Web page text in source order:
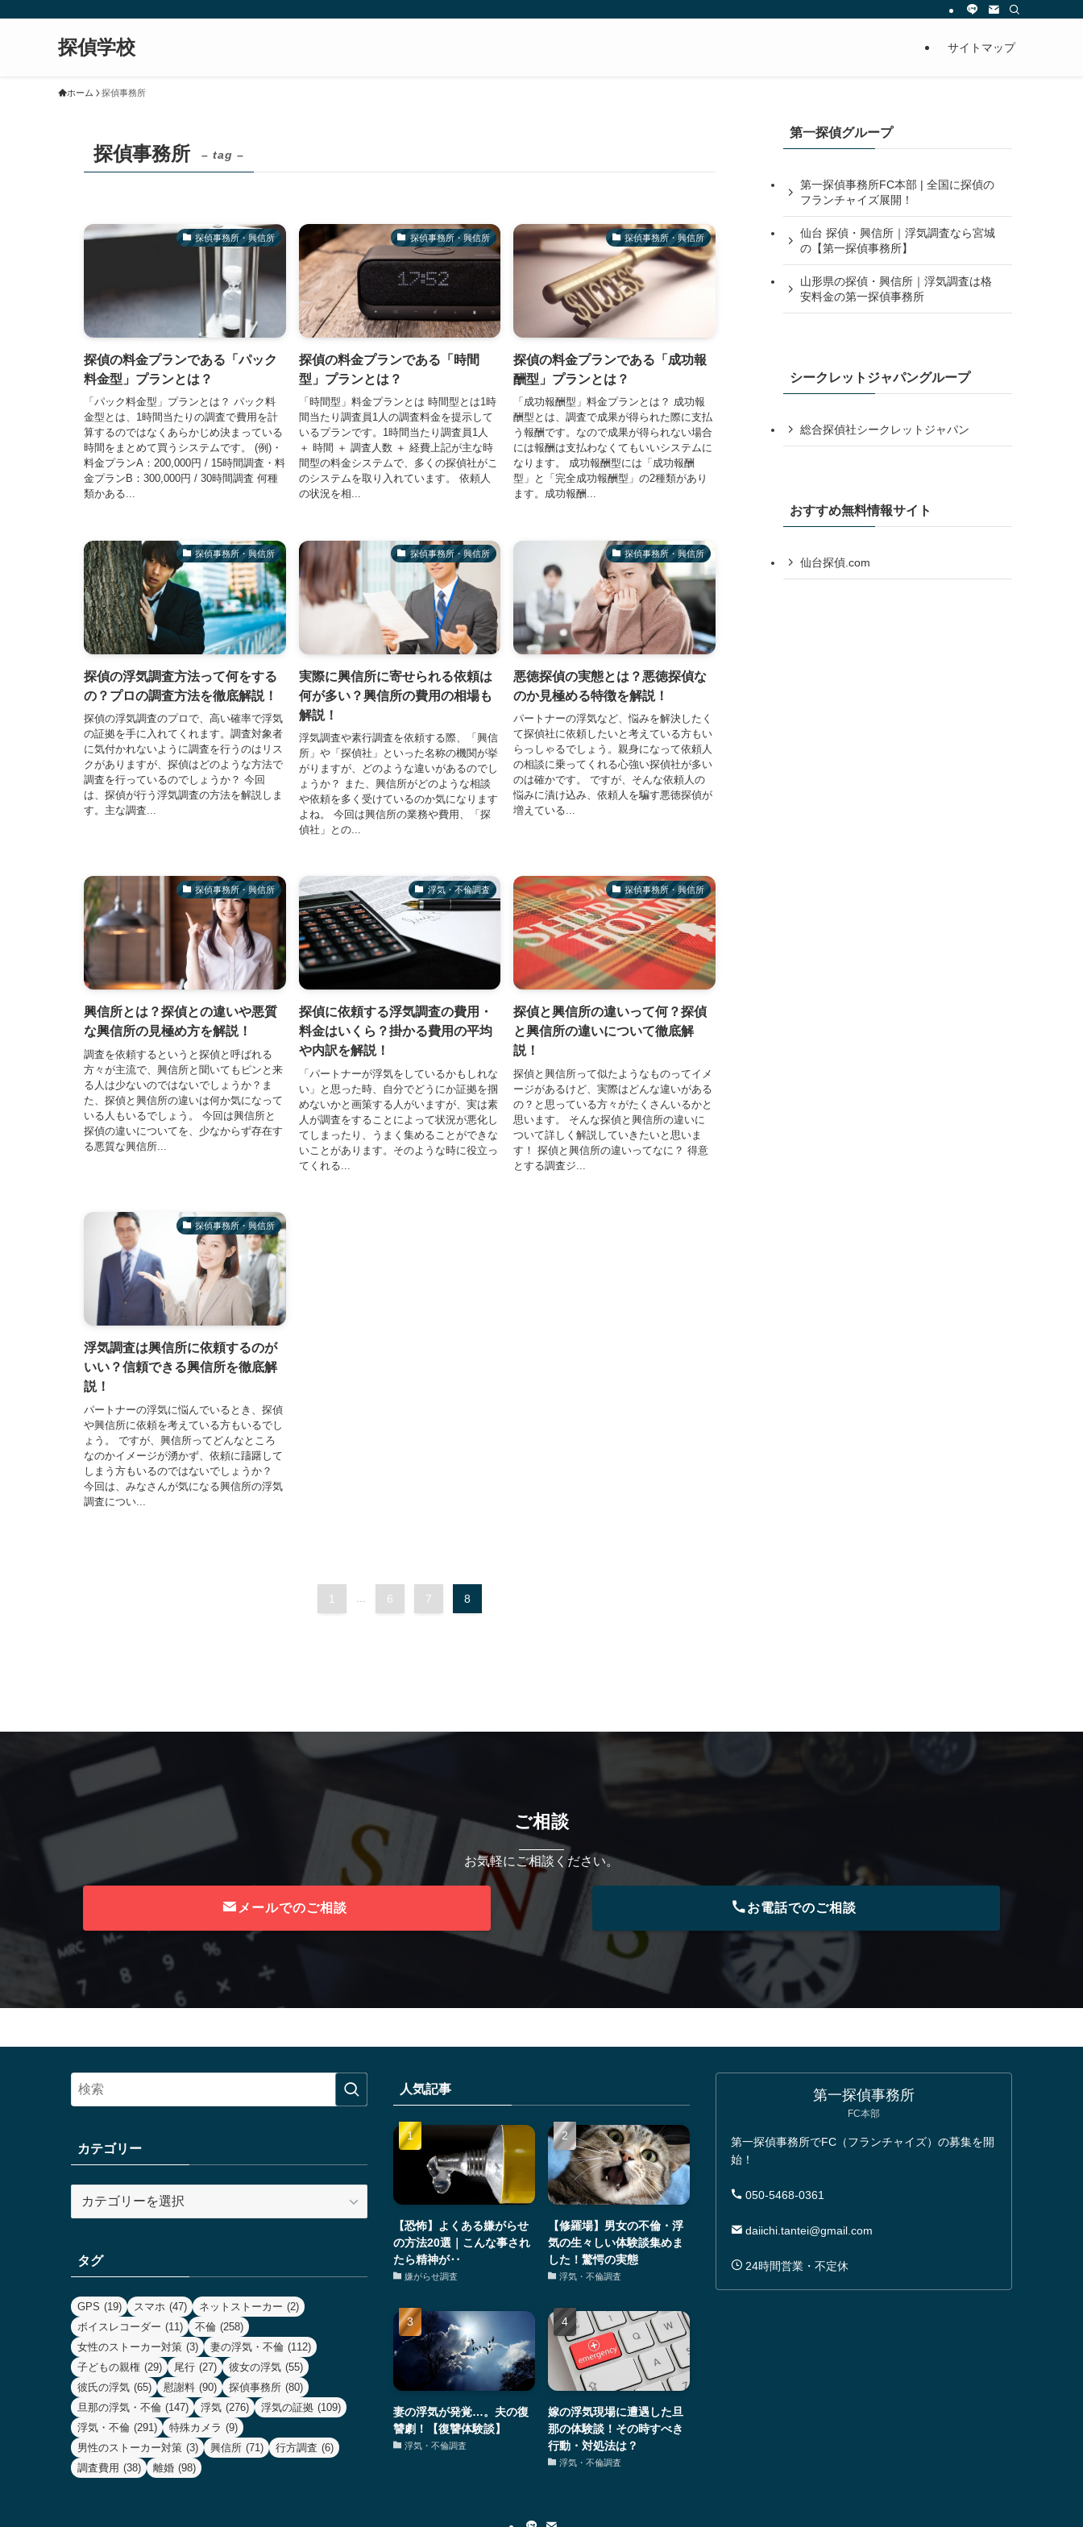
探偵学校 サイトマップ
ホーム 探偵事務所
探偵事務所 – tag –
探偵事務所・興信所
探偵の料金プランである「パック
料金型」プランとは？
「パック料金型」プランとは？ パック料
金型とは、1時間当たりの調査で費用を計
算するのではなくあらかじめ決まっている
時間をまとめて買うシステムです。 (例)・
料金プランA：200,000円 / 15時間調査・料
金プランB：300,000円 / 30時間調査 何種
類かある...
探偵事務所・興信所
探偵の料金プランである「時間
型」プランとは？
「時間型」料金プランとは 時間型とは1時
間当たり調査員1人の調査料金を提示して
いるプランです。1時間当たり調査員1人
＋ 時間 ＋ 調査人数 ＋ 経費上記が主な時
間型の料金システムで、多くの探偵社がこ
のシステムを取り入れています。 依頼人
の状況を相...
探偵事務所・興信所
探偵の料金プランである「成功報
酬型」プランとは？
「成功報酬型」料金プランとは？ 成功報
酬型とは、調査で成果が得られた際に支払
う報酬です。なので成果が得られない場合
には報酬は支払わなくてもいいシステムに
なります。 成功報酬型には「成功報酬
型」と「完全成功報酬型」の2種類があり
ます。成功報酬...
探偵事務所・興信所
探偵の浮気調査方法って何をする
の？プロの調査方法を徹底解説！
探偵の浮気調査のプロで、高い確率で浮気
の証拠を手に入れてくれます。調査対象者
に気付かれないように調査を行うのはリス
クがありますが、探偵はどのような方法で
調査を行っているのでしょうか？ 今回
は、探偵が行う浮気調査の方法を解説しま
す。主な調査...
探偵事務所・興信所
実際に興信所に寄せられる依頼は
何が多い？興信所の費用の相場も
解説！
浮気調査や素行調査を依頼する際、「興信
所」や「探偵社」といった名称の機関が挙
がりますが、どのような違いがあるのでし
ょうか？ また、興信所がどのような相談
や依頼を多く受けているのか気になります
よね。 今回は興信所の業務や費用、「探
偵社」との...
探偵事務所・興信所
悪徳探偵の実態とは？悪徳探偵な
のか見極める特徴を解説！
パートナーの浮気など、悩みを解決したく
て探偵社に依頼したいと考えている方もい
らっしゃるでしょう。親身になって依頼人
の相談に乗ってくれる心強い探偵社が多い
のは確かです。 ですが、そんな依頼人の
悩みに漬け込み、依頼人を騙す悪徳探偵が
増えている...
探偵事務所・興信所
興信所とは？探偵との違いや悪質
な興信所の見極め方を解説！
調査を依頼するというと探偵と呼ばれる
方々が主流で、興信所と聞いてもピンと来
る人は少ないのではないでしょうか？ま
た、探偵と興信所の違いは何か気になって
いる人もいるでしょう。 今回は興信所と
探偵の違いについてを、少なからず存在す
る悪質な興信所...
浮気・不倫調査
探偵に依頼する浮気調査の費用・
料金はいくら？掛かる費用の平均
や内訳を解説！
「パートナーが浮気をしているかもしれな
い」と思った時、自分でどうにか証拠を掴
めないかと画策する人がいますが、実は素
人が調査をすることによって状況が悪化し
てしまったり、うまく集めることができな
いことがあります。そのような時に役立っ
てくれる...
探偵事務所・興信所
探偵と興信所の違いって何？探偵
と興信所の違いについて徹底解
説！
探偵と興信所って似たようなものってイメ
ージがあるけど、実際はどんな違いがある
の？と思っている方々がたくさんいるかと
思います。 そんな探偵と興信所の違いに
ついて詳しく解説していきたいと思いま
す！ 探偵と興信所の違いってなに？ 得意
とする調査ジ...
探偵事務所・興信所
浮気調査は興信所に依頼するのが
いい？信頼できる興信所を徹底解
説！
パートナーの浮気に悩んでいるとき、探偵
や興信所に依頼を考えている方もいるでし
ょう。 ですが、興信所ってどんなところ
なのかイメージが湧かず、依頼に躊躇して
しまう方もいるのではないでしょうか？
今回は、みなさんが気になる興信所の浮気
調査につい...
1 6 7 8
第一探偵グループ
第一探偵事務所FC本部 | 全国に探偵の
フランチャイズ展開！
仙台 探偵・興信所｜浮気調査なら宮城
の【第一探偵事務所】
山形県の探偵・興信所｜浮気調査は格
安料金の第一探偵事務所
シークレットジャパングループ
総合探偵社シークレットジャパン
おすすめ無料情報サイト
仙台探偵.com
ご相談
お気軽にご相談ください。
メールでのご相談 お電話でのご相談
カテゴリー
テ
リ
ー
タグ
GPS (19) スマホ (47) ネットストーカー (2)
ボイスレコーダー (11) 不倫 (258)
女性のストーカー対策 (3) 妻の浮気・不倫 (112)
子どもの親権 (29) 尾行 (27) 彼女の浮気 (55)
彼氏の浮気 (65) 慰謝料 (90) 探偵事務所 (80)
旦那の浮気・不倫 (147) 浮気 (276) 浮気の証拠 (109)
浮気・不倫 (291) 特殊カメラ (9)
男性のストーカー対策 (3) 興信所 (71) 行方調査 (6)
調査費用 (38) 離婚 (98)
人気記事
【恐怖】よくある嫌がらせ
の方法20選｜こんな事され
たら精神が‥
嫌がらせ調査
【修羅場】男女の不倫・浮
気の生々しい体験談集めま
した！驚愕の実態
浮気・不倫調査
妻の浮気が発覚…。夫の復
讐劇！【復讐体験談】
浮気・不倫調査
嫁の浮気現場に遭遇した旦
那の体験談！その時すべき
行動・対処法は？
浮気・不倫調査
第一探偵事務所
FC本部
第一探偵事務所でFC（フランチャイズ）の募集を開
始！
050-5468-0361
daiichi.tantei@gmail.com
24時間営業・不定休